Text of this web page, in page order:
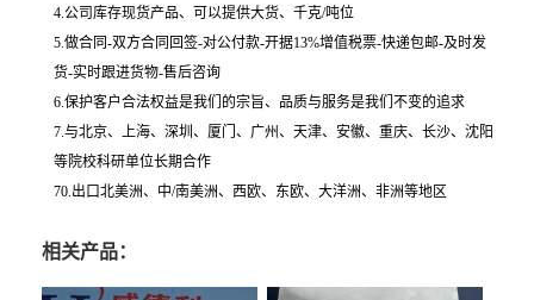
4.公司库存现货产品、可以提供大货、千克/吨位
5.做合同-双方合同回签-对公付款-开据13%增值税票-快递包邮-及时发
货-实时跟进货物-售后咨询
6.保护客户合法权益是我们的宗旨、品质与服务是我们不变的追求
7.与北京、上海、深圳、厦门、广州、天津、安徽、重庆、长沙、沈阳
等院校科研单位长期合作
70.出口北美洲、中/南美洲、西欧、东欧、大洋洲、非洲等地区
相关产品：